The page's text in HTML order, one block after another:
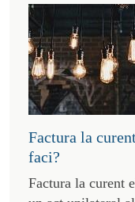
Factura la
faci?
Factura la curent